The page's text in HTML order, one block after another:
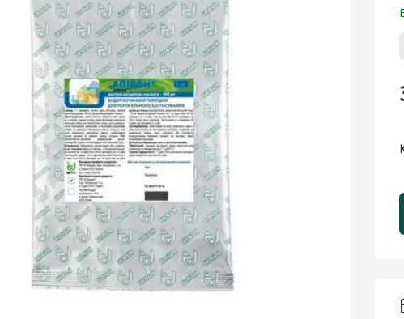
Антистрессовые и седативные препараты
сыворотки
животных
Гормональные средства, контрацептивы
средства
препараты